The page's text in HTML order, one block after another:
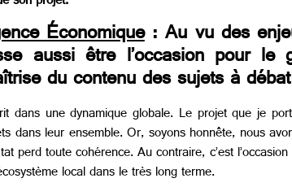
Économique: Au vu des
aussi être l’occasion pour le
du contenu des sujets à
dans une dynamique globale. Le projet que je
dans leur ensemble. Or, soyons honnête, nous
perd toute cohérence. Au contraire, c’est
local dans le très long terme.